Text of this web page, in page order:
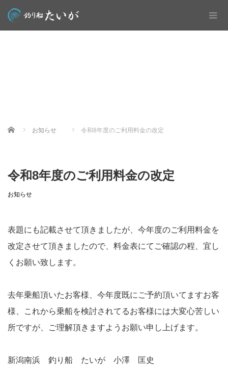
Home お知らせ 令和8年度のご利用料金の改定
令和8年度のご利用料金の改定
お知らせ
表題にも記載させて頂きましたが、今年度のご利用料金を
改定させて頂きましたので、料金表にてご確認の程、宜し
くお願い致します。
去年乗船頂いたお客様、今年度既にご予約頂いてますお客
様、これから乗船を検討されてるお客様には大変心苦しい
所ですが、ご理解頂きますようお願い申し上げます。
新潟南浜 釣り船 たいが 小澤 匡史